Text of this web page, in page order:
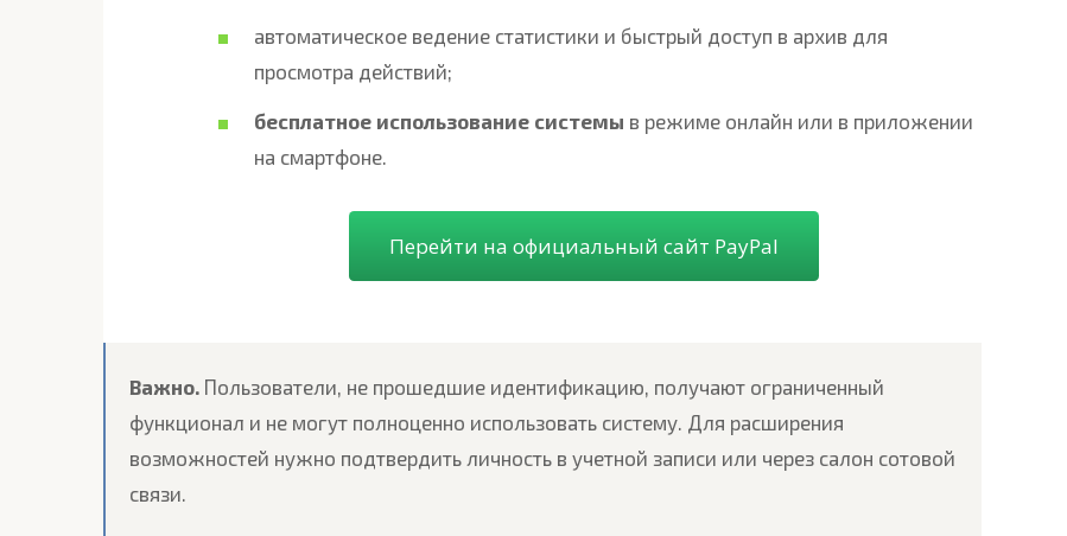
автоматическое ведение статистики и быстрый доступ в архив для
просмотра действий;
бесплатное использование системы в режиме онлайн или в приложении
на смартфоне.
Перейти на официальный сайт PayPal
Важно. Пользователи, не прошедшие идентификацию, получают ограниченный
функционал и не могут полноценно использовать систему. Для расширения
возможностей нужно подтвердить личность в учетной записи или через салон сотовой
связи.